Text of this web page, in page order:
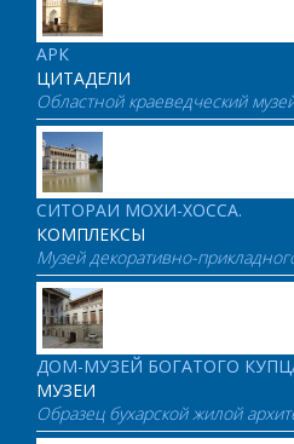
АРК
ЦИТАДЕЛИ
Областной краеведческий
СИТОРАИ МОХИ-ХОССА.
КОМПЛЕКСЫ
Музей декоративно-
ДОМ-МУЗЕЙ БОГАТОГО
МУЗЕИ
Образец бухарской жилой